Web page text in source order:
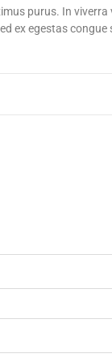
purus. In
ex egestas